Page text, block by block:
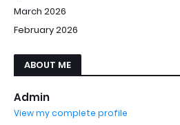
March 2026
February 2026
ABOUT ME
Admin
View my complete profile